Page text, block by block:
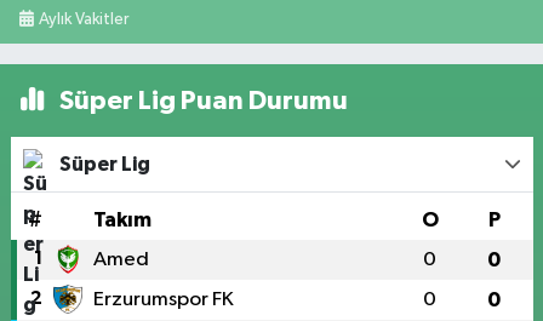
Aylık Vakitler
Süper Lig Puan Durumu
Süper Lig
# Takım O P
1 Amed 0 0
2 Erzurumspor FK 0 0